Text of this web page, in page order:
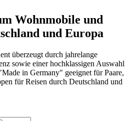
Wohnmobile und
und Europa
überzeugt durch jahrelange
sowie einer hochklassigen Auswahl
in Germany" geeignet für Paare,
für Reisen durch Deutschland und